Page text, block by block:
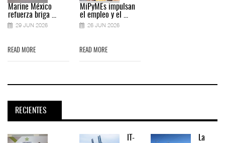
Marine México
refuerza briga ...
29 JUN 2026
READ MORE
MiPyMEs impulsan
el empleo y el ...
26 JUN 2026
READ MORE
RECIENTES
IT- La